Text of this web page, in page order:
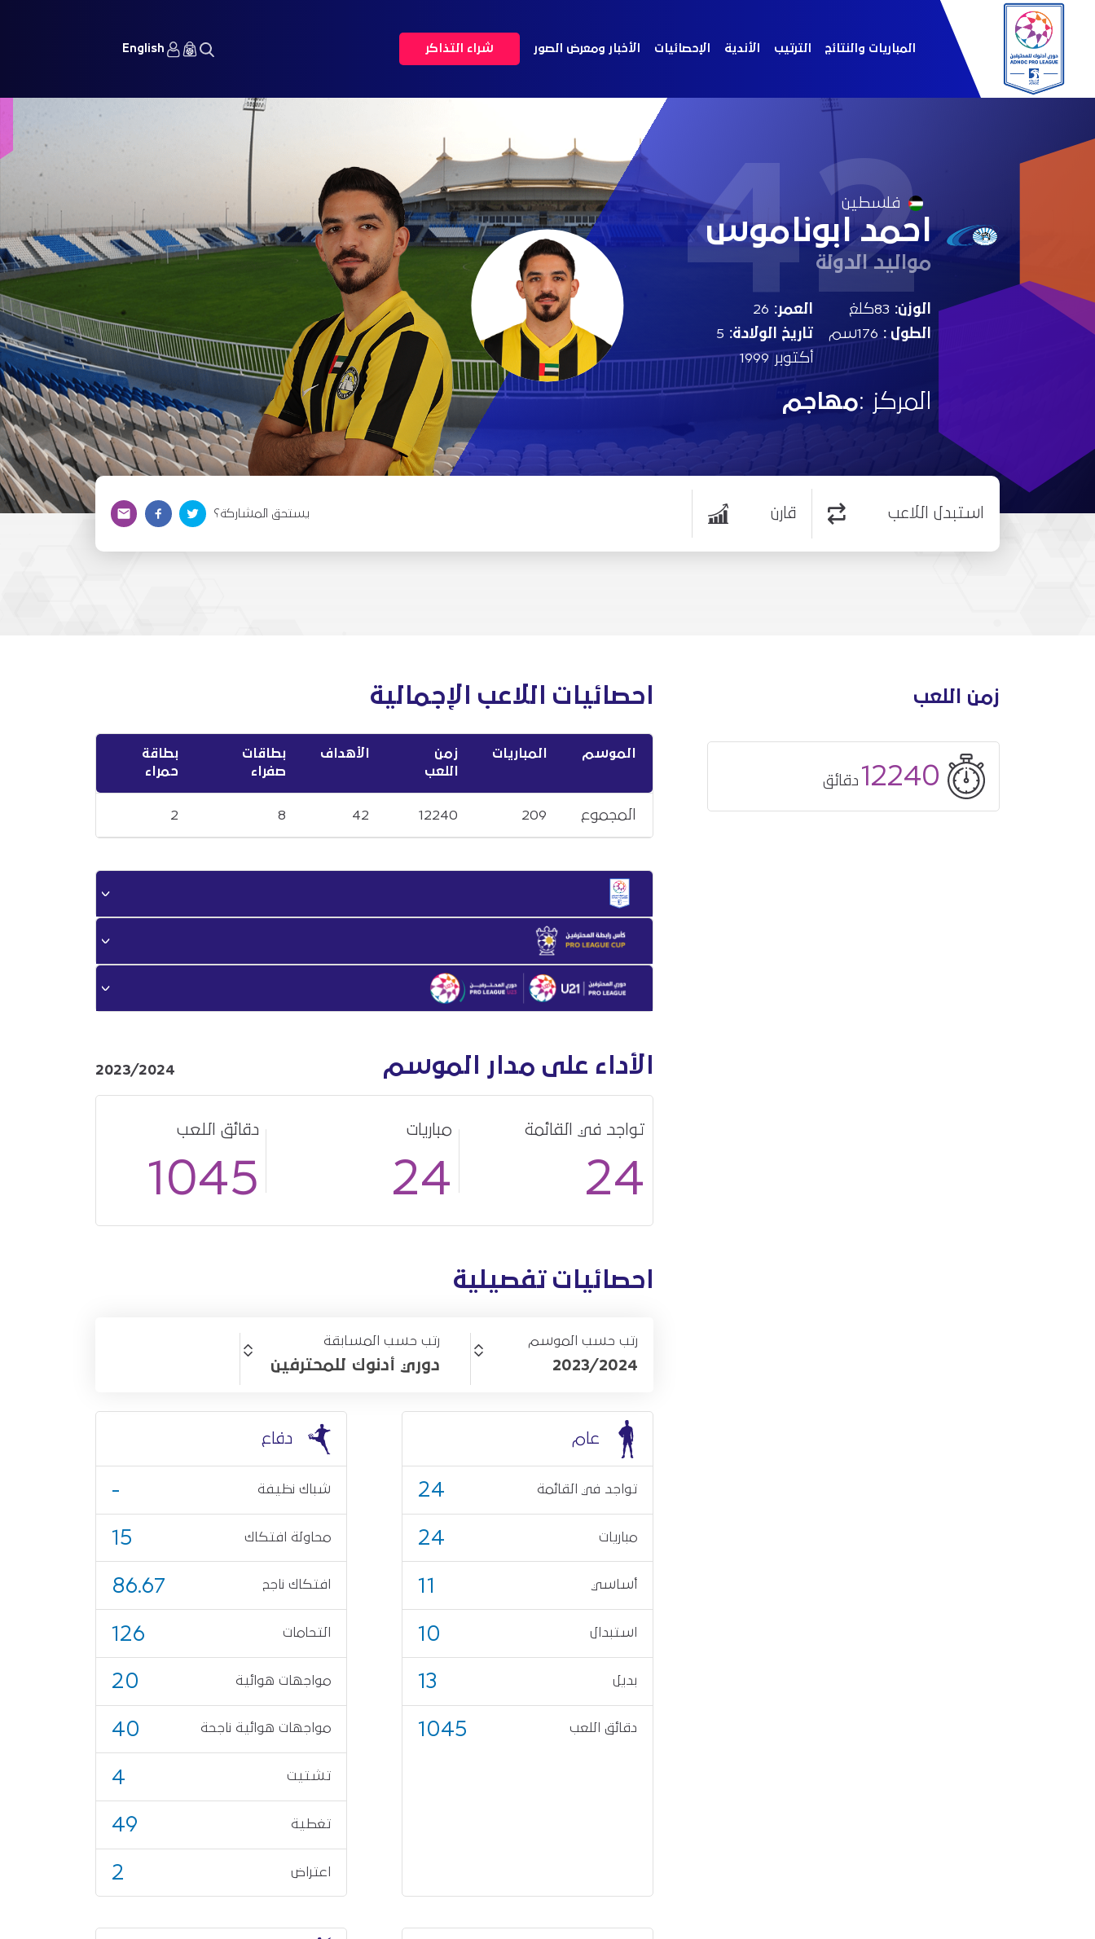
المباريات والنتائج الترتيب الأندية الإحصائيات الأخبار ومعرض الصور شراء التذاكر English
42
فلسطين
احمد ابوناموس
مواليد الدولة
الوزن:
الطول :
العمر:
تاريخ الولادة: 5
أكتوبر 1999
المركز :مهاجم
استبدل اللاعب قارن يستحق المشاركة؟
زمن اللعب
12240 دقائق
احصائيات اللاعب الإجمالية
الموسم المباريات
زمن
اللعب
الأهداف
بطاقات
صفراء
بطاقة
حمراء
المجموع 209
12240
42
8
2
الأداء على مدار الموسم 2023/2024
تواجد في القائمة
24
مباريات
24
دقائق اللعب
1045
احصائيات تفصيلية
رتب حسب الموسم
2023/2024
رتب حسب المسابقة
دوري أدنوك للمحترفين
عام
تواجد في القائمة 24
مباريات 24
أساسي 11
استبدال 10
بديل 13
دقائق اللعب 1045
دفاع
شباك نظيفة -
محاولة افتكاك 15
افتكاك ناجح 86.67
التحامات 126
مواجهات هوائية 20
مواجهات هوائية ناجحة 40
تشتيت 4
تغطية 49
اعتراض 2